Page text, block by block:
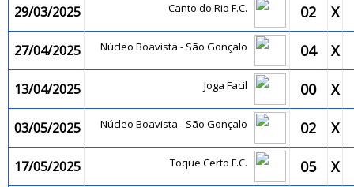
29/03/2025
Canto do Rio F.C. 02 X
27/04/2025 Núcleo Boavista - São Gonçalo 04 X
13/04/2025 Joga Facil 00 X
03/05/2025 Núcleo Boavista - São Gonçalo 02 X
17/05/2025 Toque Certo F.C. 05 X